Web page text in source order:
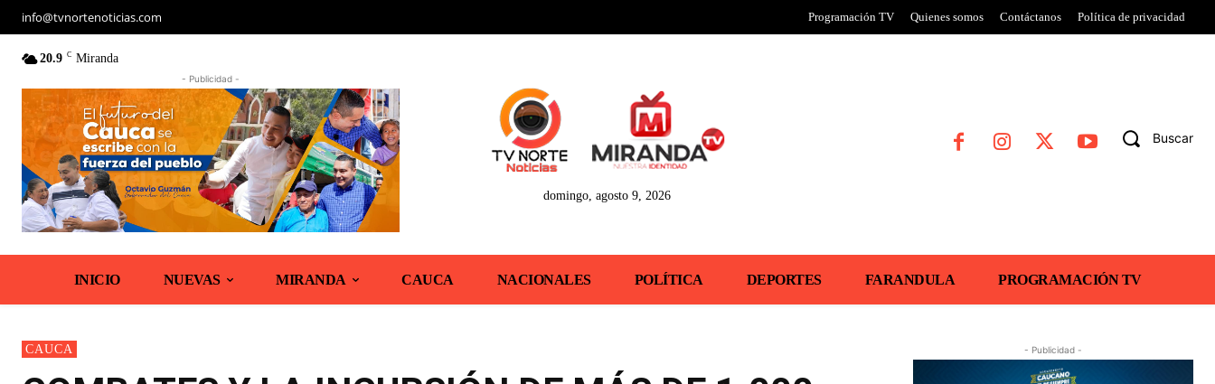
info@tvnortenoticias.com Programación TV Quienes somos Contáctanos Política de privacidad
20.9 C Miranda
- Publicidad -
domingo, agosto 9, 2026
Buscar
INICIO NUEVAS MIRANDA CAUCA NACIONALES POLÍTICA DEPORTES FARANDULA PROGRAMACIÓN TV
CAUCA - Publicidad -